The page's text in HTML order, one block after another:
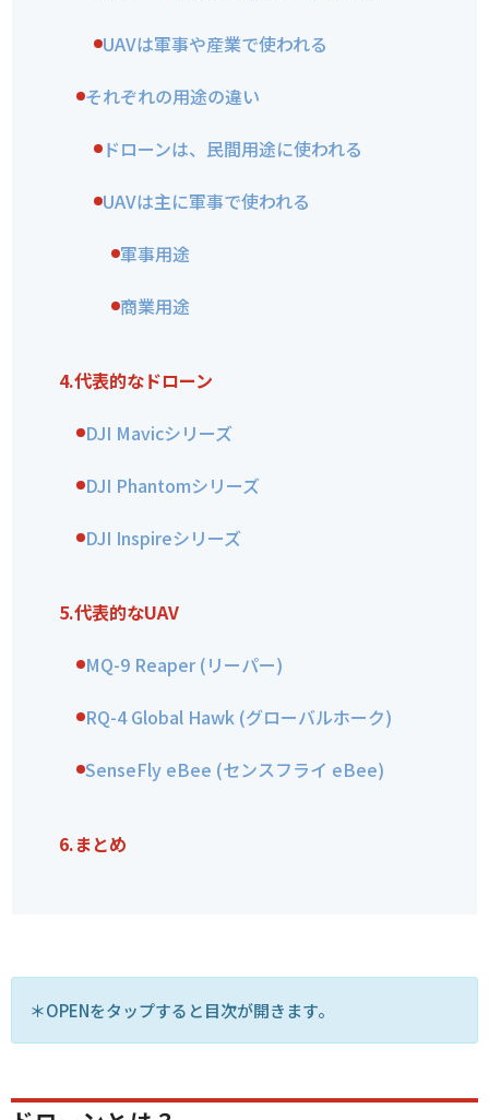
UAVは軍事や産業で使われる
それぞれの用途の違い
ドローンは、民間用途に使われる
UAVは主に軍事で使われる
軍事用途
商業用途
4.代表的なドローン
DJI Mavicシリーズ
DJI Phantomシリーズ
DJI Inspireシリーズ
5.代表的なUAV
MQ-9 Reaper (リーパー)
RQ-4 Global Hawk (グローバルホーク)
SenseFly eBee (センスフライ eBee)
6.まとめ
＊OPENをタップすると目次が開きます。